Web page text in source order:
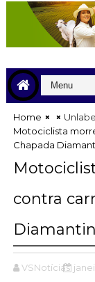
Home
Motociclista
Chapada
contra
VSNotícias